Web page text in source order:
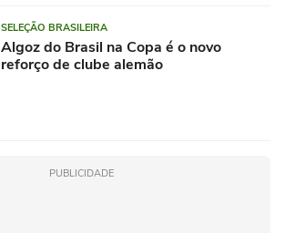
SELEÇÃO BRASILEIRA
Algoz do Brasil na Copa é o novo
reforço de clube alemão
PUBLICIDADE